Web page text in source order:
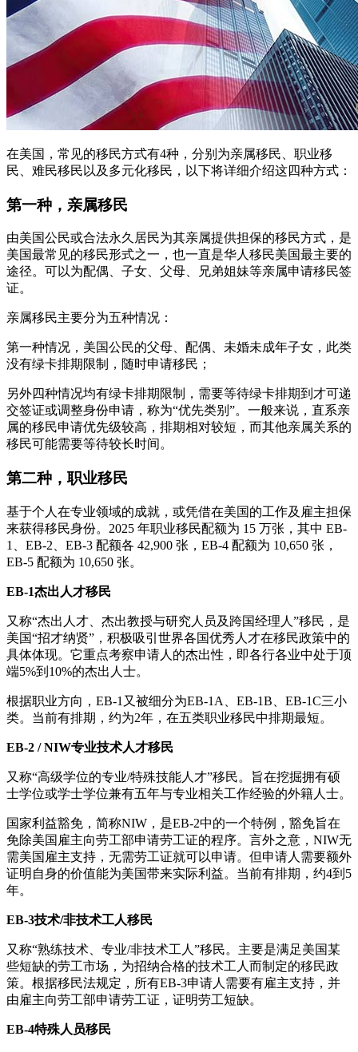
在美国，常见的移民方式有4种，分别为亲属移民、职业移
民、难民移民以及多元化移民，以下将详细介绍这四种方式：
第一种，亲属移民
由美国公民或合法永久居民为其亲属提供担保的移民方式，是
美国最常见的移民形式之一，也一直是华人移民美国最主要的
途径。可以为配偶、子女、父母、兄弟姐妹等亲属申请移民签
证。
亲属移民主要分为五种情况：
第一种情况，美国公民的父母、配偶、未婚未成年子女，此类
没有绿卡排期限制，随时申请移民；
另外四种情况均有绿卡排期限制，需要等待绿卡排期到才可递
交签证或调整身份申请，称为“优先类别”。一般来说，直系亲
属的移民申请优先级较高，排期相对较短，而其他亲属关系的
移民可能需要等待较长时间。
第二种，职业移民
基于个人在专业领域的成就，或凭借在美国的工作及雇主担保
来获得移民身份。2025 年职业移民配额为 15 万张，其中 EB-
1、EB-2、EB-3 配额各 42,900 张，EB-4 配额为 10,650 张，
EB-5 配额为 10,650 张。
EB-1杰出人才移民
又称“杰出人才、杰出教授与研究人员及跨国经理人”移民，是
美国“招才纳贤”，积极吸引世界各国优秀人才在移民政策中的
具体体现。它重点考察申请人的杰出性，即各行各业中处于顶
端5%到10%的杰出人士。
根据职业方向，EB-1又被细分为EB-1A、EB-1B、EB-1C三小
类。当前有排期，约为2年，在五类职业移民中排期最短。
EB-2 / NIW专业技术人才移民
又称“高级学位的专业/特殊技能人才”移民。旨在挖掘拥有硕
士学位或学士学位兼有五年与专业相关工作经验的外籍人士。
国家利益豁免，简称NIW，是EB-2中的一个特例，豁免旨在
免除美国雇主向劳工部申请劳工证的程序。言外之意，NIW无
需美国雇主支持，无需劳工证就可以申请。但申请人需要额外
证明自身的价值能为美国带来实际利益。当前有排期，约4到5
年。
EB-3技术/非技术工人移民
又称“熟练技术、专业/非技术工人”移民。主要是满足美国某
些短缺的劳工市场，为招纳合格的技术工人而制定的移民政
策。根据移民法规定，所有EB-3申请人需要有雇主支持，并
由雇主向劳工部申请劳工证，证明劳工短缺。
EB-4特殊人员移民